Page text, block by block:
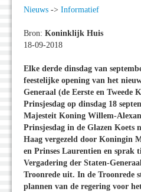
Nieuws -> Informatief
Bron: Koninklijk Huis
18-09-2018
Elke derde dinsdag van
feestelijke opening van het
Generaal (de Eerste en Tweede
Prinsjesdag op dinsdag 18
Majesteit Koning Willem-
Prinsjesdag in de Glazen Koets
Haag vergezeld door Koningin
en Prinses Laurentien en sprak
Vergadering der Staten-
Troonrede uit. In de Troonrede
plannen van de regering voor